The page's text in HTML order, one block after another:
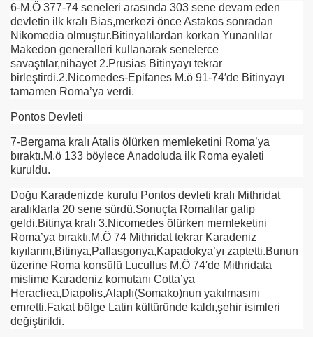
6-M.Ö 377-74 seneleri arasında 303 sene devam eden
devletin ilk kralı Bias,merkezi önce Astakos sonradan
Nikomedia olmuştur.Bitinyalılardan korkan Yunanlılar
Makedon generalleri kullanarak senelerce
savaştılar,nihayet 2.Prusias Bitinyayı tekrar
birleştirdi.2.Nicomedes-Epifanes M.ö 91-74′de Bitinyayı
tamamen Roma’ya verdi.
Pontos Devleti
7-Bergama kralı Atalis ölürken memleketini Roma’ya
bıraktı.M.ö 133 böylece Anadoluda ilk Roma eyaleti
kuruldu.
Doğu Karadenizde kurulu Pontos devleti kralı Mithridat
aralıklarla 20 sene sürdü.Sonuçta Romalılar galip
geldi.Bitinya kralı 3.Nicomedes ölürken memleketini
Roma’ya bıraktı.M.Ö 74 Mithridat tekrar Karadeniz
kıyılarını,Bitinya,Paflasgonya,Kapadokya’yı zaptetti.Bunun
üzerine Roma konsülü Lucullus M.Ö 74′de Mithridata
mislime Karadeniz komutanı Cotta’ya
Heracliea,Diapolis,Alaplı(Somako)nun yakılmasını
emretti.Fakat bölge Latin kültüründe kaldı,şehir isimleri
değiştirildi.